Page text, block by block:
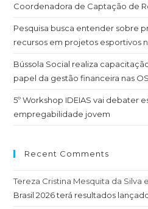
Coordenadora de Captação de
Pesquisa busca entender sobre
recursos em projetos esportivos
Bússola Social realiza
papel da gestão financeira nas
5º Workshop IDEIAS vai debater
empregabilidade jovem
Recent Comments
Tereza Cristina Mesquita da Silva
Brasil 2026 terá resultados